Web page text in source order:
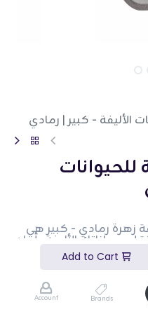
Brands
Account
الأليفة - كبير | رمادي
زهرة رمادي - كبير هي
حيواناتك الأليفة بأمان
مع تهوية كافية
التصميم الزهري لمسة
للحيوانات الأكبر حجمًا.
الأليفة الذين يبحثون
الأليفة.